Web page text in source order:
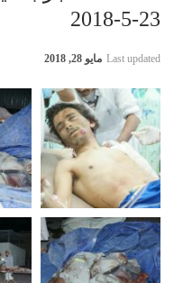
23-5-2018
Last updated مايو 28, 2018